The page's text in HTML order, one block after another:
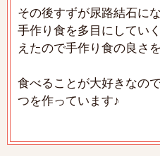
その後すずが尿路結石に
手作り食を多目にしてい
えたので手作り食の良さ
食べることが大好きなの
つを作っています♪